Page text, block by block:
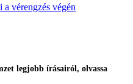
vérengzés végén
legjobb írásairól, olvassa